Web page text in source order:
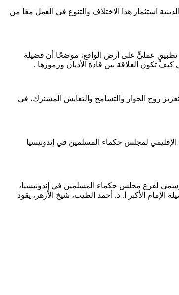
استثمار هذا الاختلاف والتنوع في العمل معًا من
شعار إلى تطبيقٍ عمليٍّ على أرض الواقع، موضحًا أن فضيلة
تكون العلاقة بين قادة الأديان ورموزها .
الإمام الطيب والبابا فرنسيس عام 2019 ، قدَّمت للعالم خارطةَ طريق لتعزيز روح الحوار والتسامح والتعايش المشترك، في
الإقليمي لمجلس حكماء المسلمين في إندونيسيا
لفرع مجلس حكماء المسلمين في إندونيسيا،
الأكبر أ. د. أحمد الطيب، شيخ الأزهر، يقود